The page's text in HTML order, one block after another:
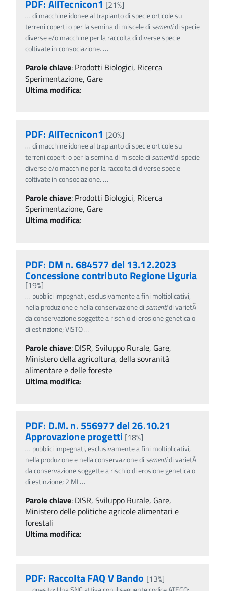
PDF: AllTecnicon1 [21%]
…di macchine idonee al trapianto di specie orticole su
terreni coperti o per la semina di miscele disementidi specie
diverse e/o macchine per la raccolta di diverse specie
coltivate in consociazione. …
Parole chiave: Prodotti Biologici, Ricerca
Sperimentazione, Gare
Ultima modifica:
PDF: AllTecnicon1 [20%]
…di macchine idonee al trapianto di specie orticole su
terreni coperti o per la semina di miscele disementidi specie
diverse e/o macchine per la raccolta di diverse specie
coltivate in consociazione. …
Parole chiave: Prodotti Biologici, Ricerca
Sperimentazione, Gare
Ultima modifica:
PDF: DM n. 684577 del 13.12.2023
Concessione contributo Regione Liguria
[19%]
… pubblici impegnati, esclusivamente a fini moltiplicativi,
nella produzione e nella conservazione disementidi varietÃ
da conservazione soggette a rischio di erosione genetica o
di estinzione; VISTO…
Parole chiave: DISR, Sviluppo Rurale, Gare,
Ministero della agricoltura, della sovranità
alimentare e delle foreste
Ultima modifica:
PDF: D.M. n. 556977 del 26.10.21
Approvazione progetti [18%]
… pubblici impegnati, esclusivamente a fini moltiplicativi,
nella produzione e nella conservazione disementidi varietÃ
da conservazione soggette a rischio di erosione genetica o
di estinzione; 2 MI…
Parole chiave: DISR, Sviluppo Rurale, Gare,
Ministero delle politiche agricole alimentari e
forestali
Ultima modifica:
PDF: Raccolta FAQ V Bando [13%]